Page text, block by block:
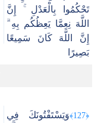
تَحْكُمُوا بِالْعَدْلِ ۚ إِنَّ
اللَّهَ نِعِمَّا يَعِظُكُم بِهِ ۗ
إِنَّ اللَّهَ كَانَ سَمِيعًا
بَصِيرًا
﴿127﴾
وَيَسْتَفْتُونَكَ فِي